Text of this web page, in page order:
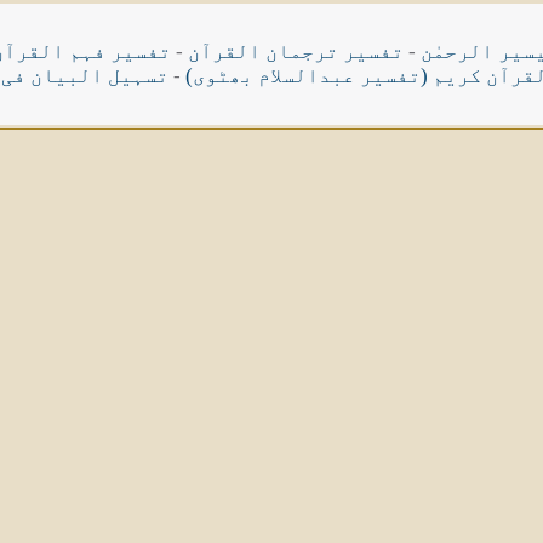
الرحمٰن - تفسیر ترجمان القرآن - تفسیر فہم
کریم (تفسیر عبدالسلام بھٹوی) - تسہیل البیان